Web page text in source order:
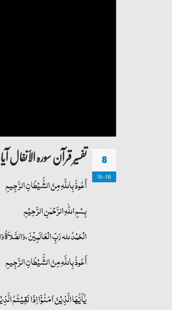
8
15-18
تفسیر قرآن سورہ ‎الأنفال‎ آیات 15 - 18
أَعُوذُ بِاللَّهِ مِنَ الشَّيْطَانِ الرَّجِيمِ
بِسْمِ اللّٰهِ الرَّحْمٰنِ الرَّحِيْمِ
الْحَمْدُ لله رَبِّ الْعَالَمِيْنَ،
أَعُوذُ بِاللَّهِ مِنَ الشَّيْطَانِ الرَّجِيمِ